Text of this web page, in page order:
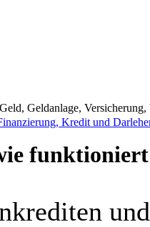
Geldanlage,
Kredit und